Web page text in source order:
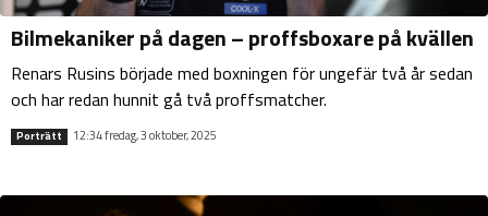
Bilmekaniker på dagen – proffsboxare på kvällen
Renars Rusins började med boxningen för ungefär två år sedan
och har redan hunnit gå två proffsmatcher.
Porträtt 12:34 fredag, 3 oktober, 2025